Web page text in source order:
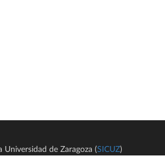
de Zaragoza (SICUZ)